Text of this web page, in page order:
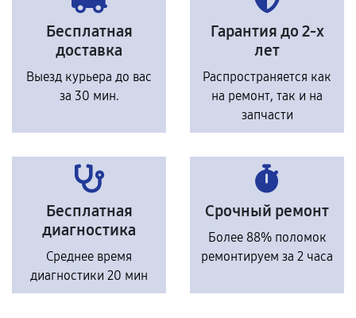
Бесплатная
доставка
Выезд курьера до вас
за 30 мин.
Гарантия до 2-х
лет
Распространяется как
на ремонт, так и на
запчасти
Бесплатная
диагностика
Среднее время
диагностики 20 мин
Срочный ремонт
Более 88% поломок
ремонтируем за 2 часа